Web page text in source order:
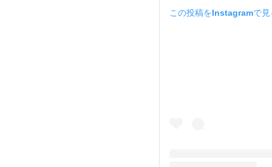
この投稿をInstagramで見